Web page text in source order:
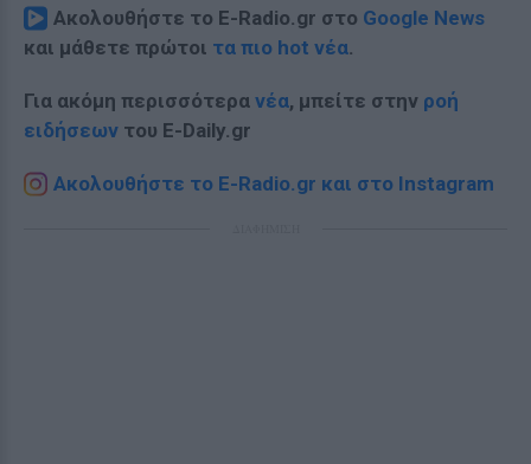
Ακολουθήστε το E-Radio.gr στο Google News
και μάθετε πρώτοι τα πιο hot νέα.
Για ακόμη περισσότερα νέα, μπείτε στην ροή
ειδήσεων του E-Daily.gr
Ακολουθήστε το E-Radio.gr και στο Instagram